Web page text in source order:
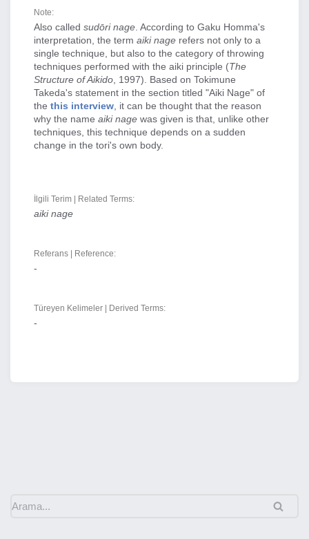
Note:
Also called sudōri nage . According to Gaku Homma's
interpretation, the term aiki nage refers not only to a
single technique, but also to the category of throwing
techniques performed with the aiki principle (The
Structure of Aikido , 1997). Based on Tokimune
Takeda's statement in the section titled "Aiki Nage" of
the this interview , it can be thought that the reason
why the name aiki nage was given is that, unlike other
techniques, this technique depends on a sudden
change in the tori's own body.
İlgili Terim | Related Terms:
aiki nage
Referans | Reference:
-
Türeyen Kelimeler | Derived Terms:
-